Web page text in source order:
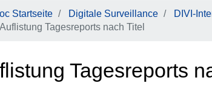
Startseite Digitale Surveillance DIVI-
Auflistung Tagesreports nach Titel
Tagesreports